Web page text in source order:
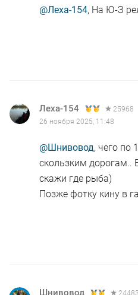
@Леха-154, На Ю-З
Леха-154
25968
26 ноября 2025, 11:48
@Шнивовод, чего по
скользким дорогам..
скажи где рыба)
Позже фотку кину в